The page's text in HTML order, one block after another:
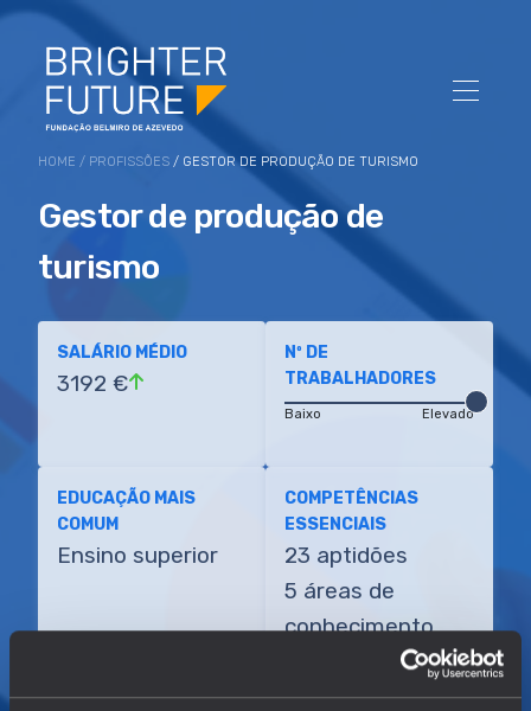
HOME / PROFISSÕES / GESTOR DE PRODUÇÃO DE TURISMO
Gestor de produção de
turismo
SALÁRIO MÉDIO
3192 €
Nº DE
TRABALHADORES
Baixo Elevado
EDUCAÇÃO MAIS
COMUM
Ensino superior
COMPETÊNCIAS
ESSENCIAIS
23 aptidões
5 áreas de
conhecimento
TRANSIÇÃO MAIS DIRETA